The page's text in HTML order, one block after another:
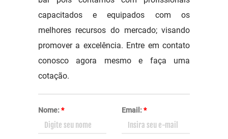
capacitados e equipados com os
melhores recursos do mercado; visando
promover a excelência. Entre em contato
conosco agora mesmo e faça uma
cotação.
Nome:* Email:*